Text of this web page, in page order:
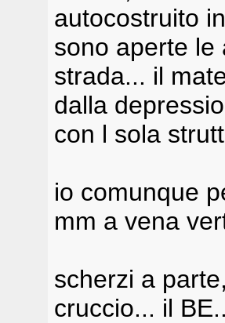
autocostruito
sono aperte le
strada... il
dalla
con l sola
io comunque
mm a vena
scherzi a
cruccio... il